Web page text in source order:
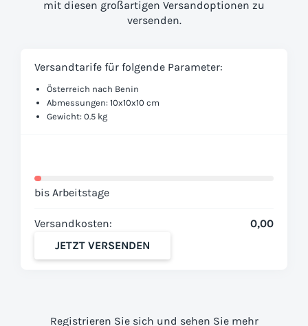
mit diesen großartigen Versandoptionen zu
versenden.
Versandtarife für folgende Parameter:
Österreich nach Benin
Abmessungen: 10x10x10 cm
Gewicht: 0.5 kg
bis Arbeitstage
Versandkosten:
0,00
JETZT VERSENDEN
Registrieren Sie sich und sehen Sie mehr